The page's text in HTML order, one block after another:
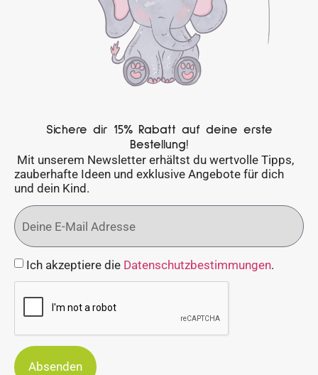
Sichere dir 15% Rabatt auf deine erste
Bestellung!
Mit unserem Newsletter erhältst du wertvolle Tipps,
zauberhafte Ideen und exklusive Angebote für dich
und dein Kind.
Ich akzeptiere die Datenschutzbestimmungen.
Absenden